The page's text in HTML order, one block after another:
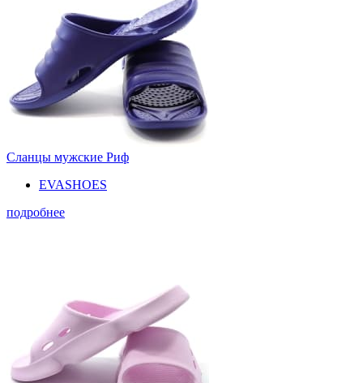
Сланцы мужские Риф
EVASHOES
подробнее